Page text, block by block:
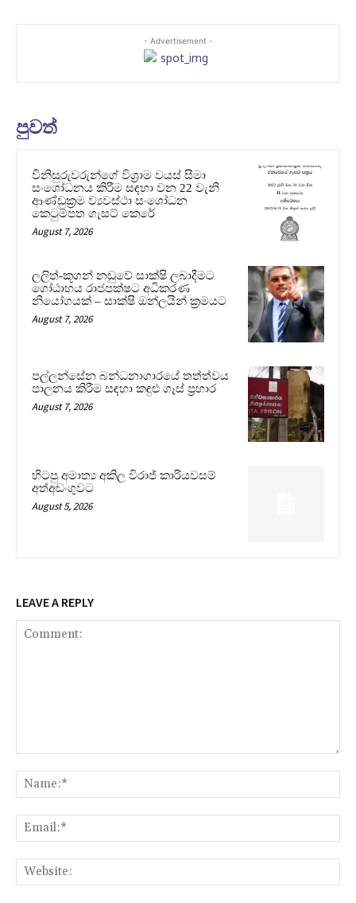
- Advertisement -
පුවත්
විනිසුරුවරුන්ගේ විශ්‍රාම වයස් සීමා
සංශෝධනය කිරීම සඳහා වන 22 වැනි
ආණ්ඩුක්‍රම ව්‍යවස්ථා සංශෝධන
කෙටුම්පත ගැසට් කෙරේ
August 7, 2026
ලලිත්-කූගන් නඩුවේ සාක්ෂි ලබාදීමට
ගෝඨාභය රාජපක්ෂට අධිකරණ
නියෝගයක් – සාක්ෂි ඔන්ලයින් ක්‍රමයට
August 7, 2026
පල්ලන්සේන බන්ධනාගාරයේ තත්ත්වය
පාලනය කිරීම සඳහා කඳුළු ගෑස් ප්‍රහාර
August 7, 2026
හිටපු අමාත්‍ය අකිල විරාජ් කාරියවසම්
අත්අඩංගුවට
August 5, 2026
LEAVE A REPLY